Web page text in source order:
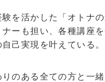
験を活かした「オトナ
ーも担い、各種講座
己実現を叶えている。
りのある全ての方と一